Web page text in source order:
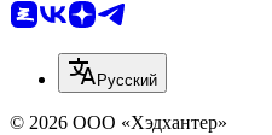
Русский
© 2026 ООО «Хэдхантер»